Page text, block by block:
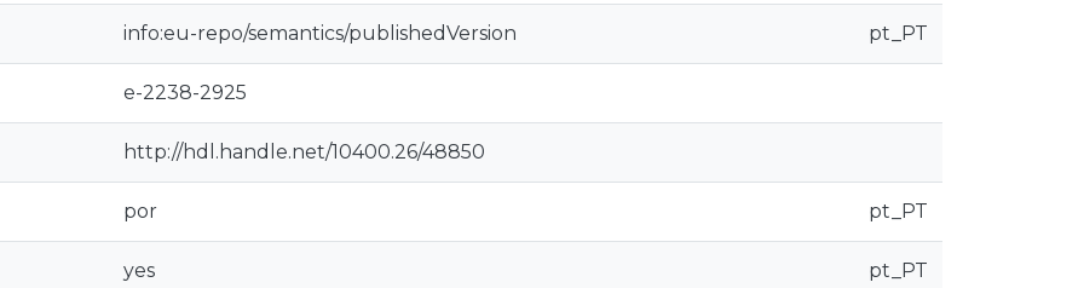
info:eu-repo/semantics/publishedVersion pt_PT
e-2238-2925
http://hdl.handle.net/10400.26/48850
por pt_PT
yes pt_PT